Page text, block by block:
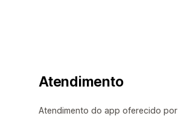
Atendimento
Atendimento do app oferecido por